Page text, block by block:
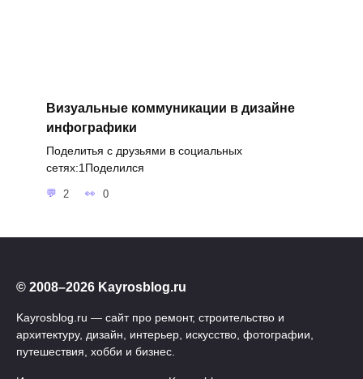
Визуальные коммуникации в дизайне
инфографики
Поделитья с друзьями в социальных
сетях:1Поделился
2 0
© 2008–2026 Kayrosblog.ru
Kayrosblog.ru — сайт про ремонт, строительство и
архитектуру, дизайн, интерьер, искусство, фотографии,
путешествия, хобби и бизнес.